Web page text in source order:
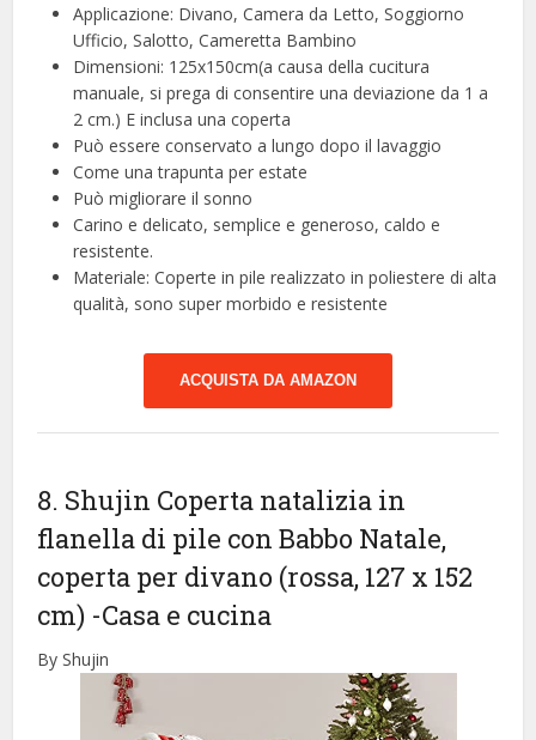
Applicazione: Divano, Camera da Letto, Soggiorno
Ufficio, Salotto, Cameretta Bambino
Dimensioni: 125x150cm(a causa della cucitura
manuale, si prega di consentire una deviazione da 1 a
2 cm.) E inclusa una coperta
Può essere conservato a lungo dopo il lavaggio
Come una trapunta per estate
Può migliorare il sonno
Carino e delicato, semplice e generoso, caldo e
resistente.
Materiale: Coperte in pile realizzato in poliestere di alta
qualità, sono super morbido e resistente
ACQUISTA DA AMAZON
8. Shujin Coperta natalizia in
flanella di pile con Babbo Natale,
coperta per divano (rossa, 127 x 152
cm) -Casa e cucina
By Shujin